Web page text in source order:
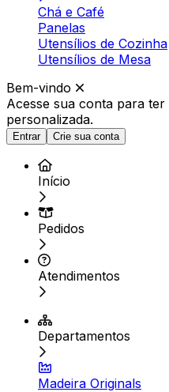
Chá e Café
Panelas
Utensílios de Cozinha
Utensílios de Mesa
Bem-vindo
Acesse sua conta para ter
personalizada.
Entrar Crie sua conta
Início
Pedidos
Atendimentos
Departamentos
Madeira Originals